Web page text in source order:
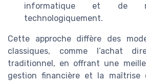
informatique et de
technologiquement.
Cette approche diffère des
classiques, comme l’achat
traditionnel, en offrant une
gestion financière et la maîtrise